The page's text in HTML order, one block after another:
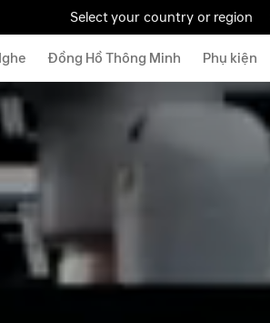
Select your country or region
Đồng Hồ Thông Minh Phụ kiện